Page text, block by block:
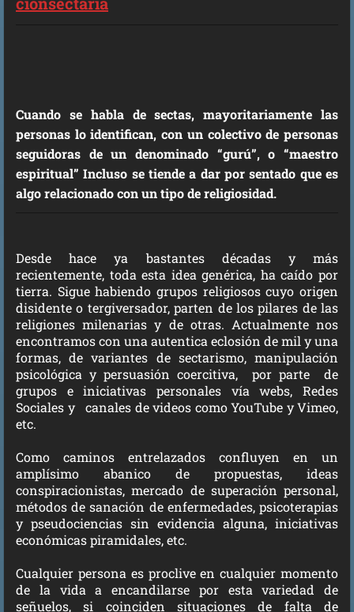
Cuando se habla de sectas, mayoritariamente las
personas lo identifican, con un colectivo de personas
seguidoras de un denominado “gurú”, o “maestro
espiritual” Incluso se tiende a dar por sentado que es
algo relacionado con un tipo de religiosidad.
Desde hace ya bastantes décadas y más
recientemente, toda esta idea genérica, ha caído por
tierra. Sigue habiendo grupos religiosos cuyo origen
disidente o tergiversador, parten de los pilares de las
religiones milenarias y de otras. Actualmente nos
encontramos con una autentica eclosión de mil y una
formas, de variantes de sectarismo, manipulación
psicológica y persuasión coercitiva, por parte de
grupos e iniciativas personales vía webs, Redes
Sociales y canales de videos como YouTube y Vimeo,
etc.
Como caminos entrelazados confluyen en un
amplísimo abanico de propuestas, ideas
conspiracionistas, mercado de superación personal,
métodos de sanación de enfermedades, psicoterapias
y pseudociencias sin evidencia alguna, iniciativas
económicas piramidales, etc.
Cualquier persona es proclive en cualquier momento
de la vida a encandilarse por esta variedad de
señuelos, si coinciden situaciones de falta de